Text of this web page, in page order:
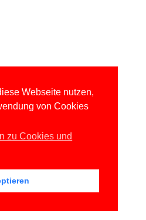
Webseite nutzen,
von Cookies
zu Cookies und